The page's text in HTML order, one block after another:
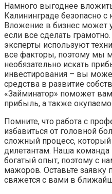
Намного выгоднее
Калининграде безопасно с
Вложение в бизнес может
если все сделать
эксперты используют
все факторы, поэтому мы
необязательно искать
инвестирования – вы
средства в развитие
«Займинатор» поможет
прибыль, а также
Помните, что работа с
избавиться от головной
сложный процесс, который
дилетантам. Наша команда
богатый опыт, поэтому с
мажоров. Оставьте заявку
свяжется с вами в